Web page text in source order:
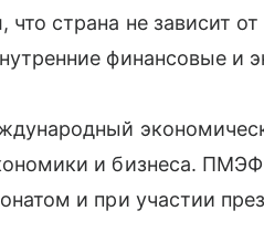
страна не зависит
финансовые и
и бизнеса. ПМЭФ
и при участии